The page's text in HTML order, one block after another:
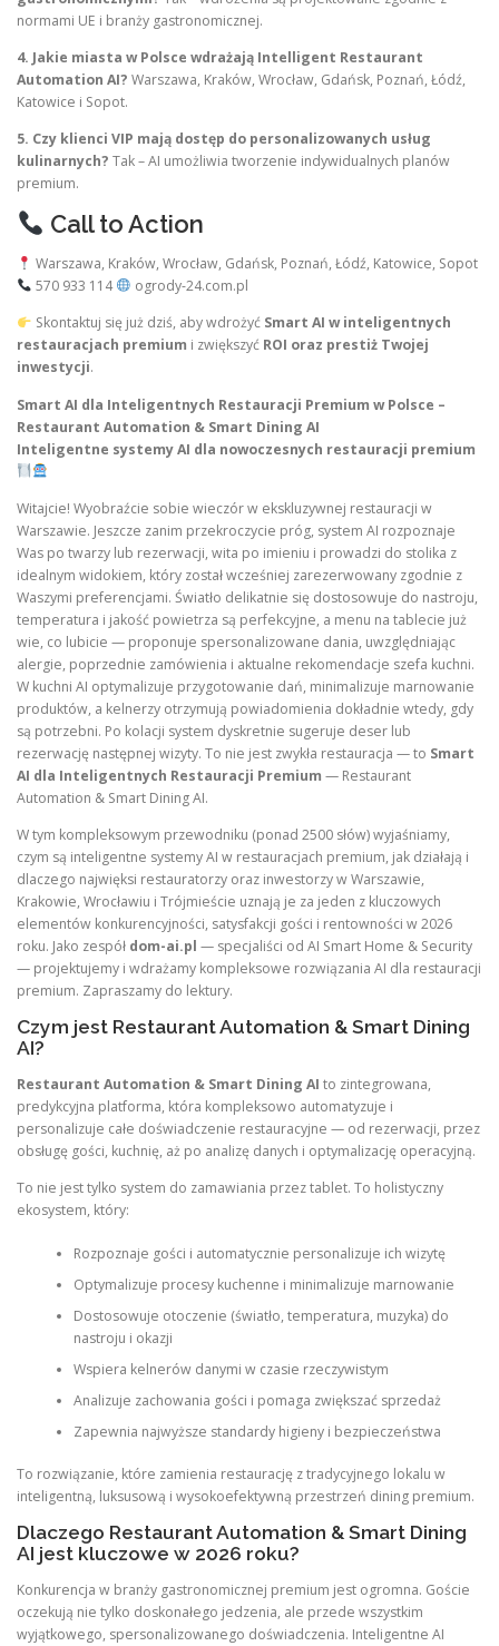
normami UE i branży gastronomicznej.
4. Jakie miasta w Polsce wdrażają Intelligent Restaurant
Automation AI? Warszawa, Kraków, Wrocław, Gdańsk, Poznań, Łódź,
Katowice i Sopot.
5. Czy klienci VIP mają dostęp do personalizowanych usług
kulinarnych? Tak – AI umożliwia tworzenie indywidualnych planów
premium.
Call to Action
Warszawa, Kraków, Wrocław, Gdańsk, Poznań, Łódź, Katowice, Sopot
570 933 114
ogrody-24.com.pl
Skontaktuj się już dziś, aby wdrożyć Smart AI w inteligentnych
restauracjach premium i zwiększyć ROI oraz prestiż Twojej
inwestycji.
Smart AI dla Inteligentnych Restauracji Premium w Polsce –
Restaurant Automation & Smart Dining AI
Inteligentne systemy AI dla nowoczesnych restauracji premium
Witajcie! Wyobraźcie sobie wieczór w ekskluzywnej restauracji w
Warszawie. Jeszcze zanim przekroczycie próg, system AI rozpoznaje
Was po twarzy lub rezerwacji, wita po imieniu i prowadzi do stolika z
idealnym widokiem, który został wcześniej zarezerwowany zgodnie z
Waszymi preferencjami. Światło delikatnie się dostosowuje do nastroju,
temperatura i jakość powietrza są perfekcyjne, a menu na tablecie już
wie, co lubicie — proponuje spersonalizowane dania, uwzględniając
alergie, poprzednie zamówienia i aktualne rekomendacje szefa kuchni.
W kuchni AI optymalizuje przygotowanie dań, minimalizuje marnowanie
produktów, a kelnerzy otrzymują powiadomienia dokładnie wtedy, gdy
są potrzebni. Po kolacji system dyskretnie sugeruje deser lub
rezerwację następnej wizyty. To nie jest zwykła restauracja — to Smart
AI dla Inteligentnych Restauracji Premium — Restaurant
Automation & Smart Dining AI.
W tym kompleksowym przewodniku (ponad 2500 słów) wyjaśniamy,
czym są inteligentne systemy AI w restauracjach premium, jak działają i
dlaczego najwięksi restauratorzy oraz inwestorzy w Warszawie,
Krakowie, Wrocławiu i Trójmieście uznają je za jeden z kluczowych
elementów konkurencyjności, satysfakcji gości i rentowności w 2026
roku. Jako zespół dom-ai.pl — specjaliści od AI Smart Home & Security
— projektujemy i wdrażamy kompleksowe rozwiązania AI dla restauracji
premium. Zapraszamy do lektury.
Czym jest Restaurant Automation & Smart Dining
AI?
Restaurant Automation & Smart Dining AI to zintegrowana,
predykcyjna platforma, która kompleksowo automatyzuje i
personalizuje całe doświadczenie restauracyjne — od rezerwacji, przez
obsługę gości, kuchnię, aż po analizę danych i optymalizację operacyjną.
To nie jest tylko system do zamawiania przez tablet. To holistyczny
ekosystem, który:
Rozpoznaje gości i automatycznie personalizuje ich wizytę
Optymalizuje procesy kuchenne i minimalizuje marnowanie
Dostosowuje otoczenie (światło, temperatura, muzyka) do
nastroju i okazji
Wspiera kelnerów danymi w czasie rzeczywistym
Analizuje zachowania gości i pomaga zwiększać sprzedaż
Zapewnia najwyższe standardy higieny i bezpieczeństwa
To rozwiązanie, które zamienia restaurację z tradycyjnego lokalu w
inteligentną, luksusową i wysokoefektywną przestrzeń dining premium.
Dlaczego Restaurant Automation & Smart Dining
AI jest kluczowe w 2026 roku?
Konkurencja w branży gastronomicznej premium jest ogromna. Goście
oczekują nie tylko doskonałego jedzenia, ale przede wszystkim
wyjątkowego, spersonalizowanego doświadczenia. Inteligentne AI